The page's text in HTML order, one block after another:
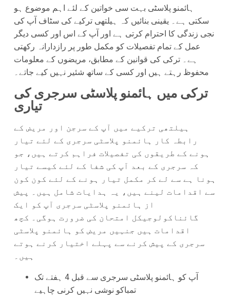
ہائمنو پلاسٹی بہت سی خواتین کے لئے اہم موضوع ہو
سکتی ہے۔ یقینی بنائیں کہ ہیلتھی ترکیے کی سٹاف آپ کی
نجی زندگی کا احترام کرتی ہے اور آپ کے اس اور کسی دیگر
عمل کے تمام تفصیلات کو مکمل طور پر رازدارانہ رکھتی
ہے۔ ترکی کی قوانین کے مطابق، مریضوں کے معلومات
محفوظ رہتے ہیں اور کسی کے ساتھ شئیر نہیں کیے جاتے۔
ترکی میں ہائمنو پلاسٹی سرجری کی
تیاری
ہیلتھی ترکیے میں آپ کے سرجن اور مریض کے
رابطہ کار ہائمنو پلاسٹی سرجری کے لئے تیار
ہونے کے طریقوں کی تفصیلات فراہم کرتے ہیں، جو
کہ سرجری کے بعد آپ کی شفا کے لئے کیسے تیار
ہونا ہے سے لے کر مکمل تیار ہونے کے لئے کون کون
سے اقدامات لینے ہیں، یہ ہدایات شامل ہیں۔ پیش
از ہائمنو پلاسٹی سرجری آپ کو ایک
گائناکولوجیکل امتحان کی ضرورت ہوگی۔ کچھ
اقدامات ہیں جنہیں مریض کو ہائمنو پلاسٹی
سرجری کے پیش کرنے سے پہلے اختیار کرنے ہوتے
ہیں۔
آپ کو ہائمنو پلاسٹی سرجری سے قبل 4 ہفتے تک
تمباکو نوشی نہیں کرنی چاہیے